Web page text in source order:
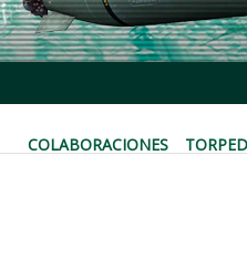
COLABORACIONES